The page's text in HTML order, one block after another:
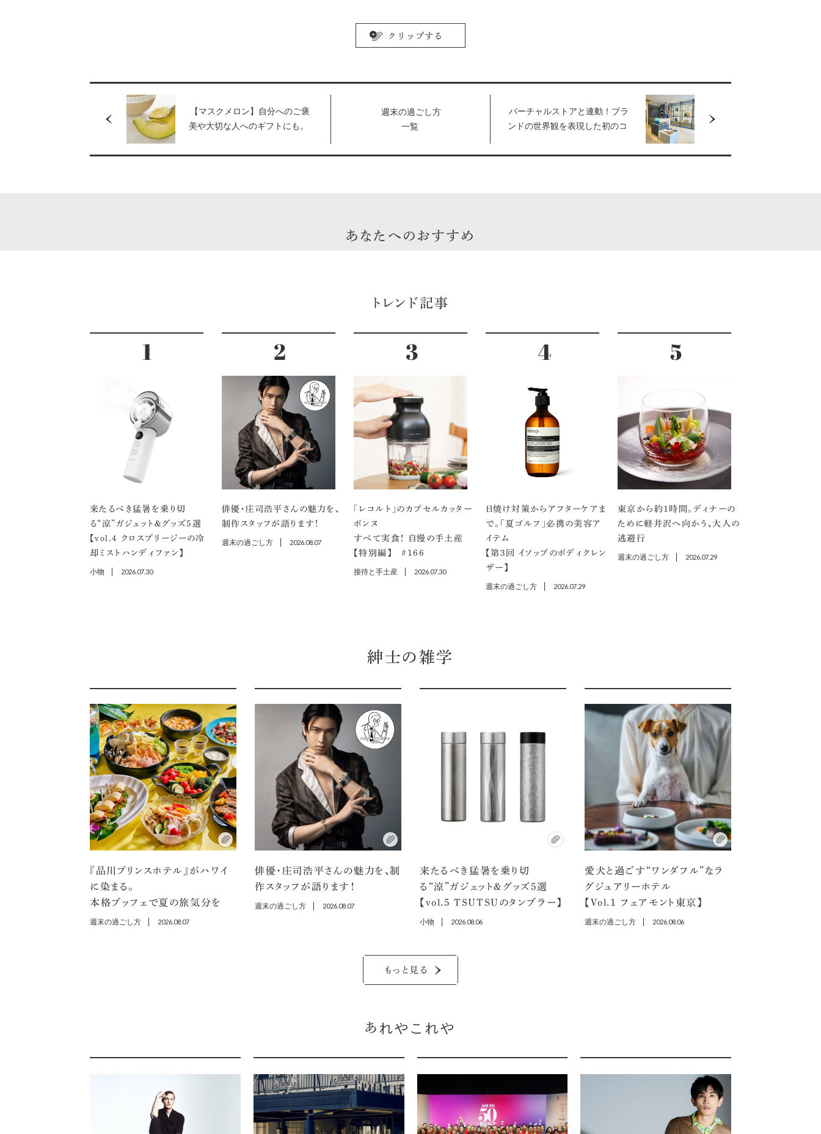
【マスクメロン】自分へのご褒
美や大切な人へのギフトにも。
フルーツの銘品5選。
週末の過ごし方
一覧
バーチャルストアと連動！ブラ
ンドの世界観を表現した初のコ
「FUJITAKA TOKYO」がリニュ
あなたへのおすすめ
トレンド記事
来たるべき猛暑を乗り切
る“涼”ガジェット＆グッズ5選
【vol.４ クロスブリージーの冷
却ミストハンディファン】
小物 2026.07.30
俳優・庄司浩平さんの魅力を、
制作スタッフが語ります！
週末の過ごし方 2026.08.07
「レコルト」のカプセルカッター
ボンヌ
すべて実食！ 自慢の手土産
【特別編】 ＃166
接待と手土産 2026.07.30
日焼け対策からアフターケアま
で。「夏ゴルフ」必携の美容ア
イテム
【第3回 イソップのボディクレン
ザー】
週末の過ごし方 2026.07.29
東京から約1時間。ディナーの
ために軽井沢へ向かう、大人の
逃避行
週末の過ごし方 2026.07.29
紳士の雑学
『品川プリンスホテル』がハワイ
に染まる。
本格ブッフェで夏の旅気分を
週末の過ごし方 2026.08.07
俳優・庄司浩平さんの魅力を、制
作スタッフが語ります！
週末の過ごし方 2026.08.07
来たるべき猛暑を乗り切
る“涼”ガジェット＆グッズ5選
【vol.5 TSUTSUのタンブラー】
小物 2026.08.06
愛犬と過ごす“ワンダフル”なラ
グジュアリーホテル
【Vol.1 フェアモント東京】
週末の過ごし方 2026.08.06
もっと見る
あれやこれや